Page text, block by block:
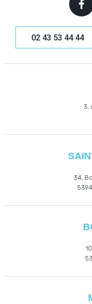
02 43 53 44 44
3,
34,